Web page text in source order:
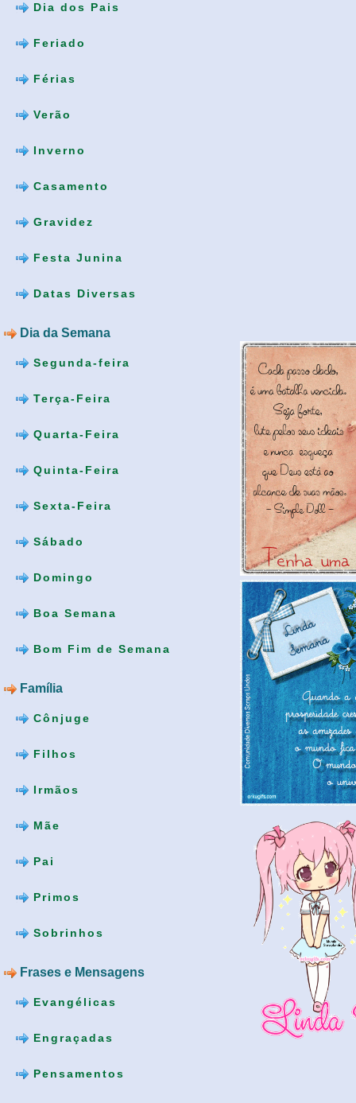
Dia dos Pais
Feriado
Férias
Verão
Inverno
Casamento
Gravidez
Festa Junina
Datas Diversas
Dia da Semana
Segunda-feira
Terça-Feira
Quarta-Feira
Quinta-Feira
Sexta-Feira
Sábado
Domingo
Boa Semana
Bom Fim de Semana
Família
Cônjuge
Filhos
Irmãos
Mãe
Pai
Primos
Sobrinhos
Frases e Mensagens
Evangélicas
Engraçadas
Pensamentos